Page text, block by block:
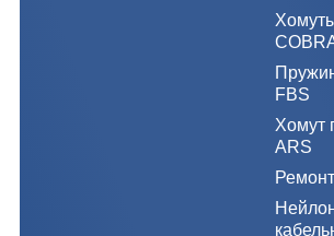
FBS
Хомут
ARS